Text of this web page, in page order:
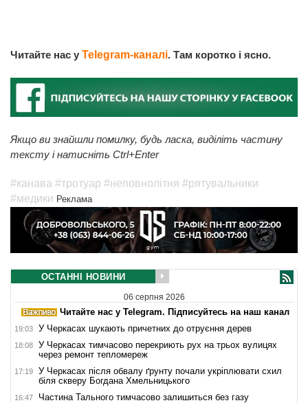
Читайте нас у Telegram-каналі. Там коротко і ясно.
Якщо ви знайшли помилку, будь ласка, виділіть частину
тексту і натисніть Ctrl+Enter
#канава #тротуар #неповнолітня #рятувальники
#медики Реклама
ОСТАННІ НОВИНИ
06 серпня 2026
Читайте нас у Telegram. Підписуйтесь на наш канал
19:03 У Черкасах шукають причетних до отруєння дерев
18:08
У Черкасах тимчасово перекриють рух на трьох вулицях
через ремонт тепломереж
17:19
У Черкасах після обвалу ґрунту почали укріплювати схил
біля скверу Богдана Хмельницького
16:47 Частина Тального тимчасово залишиться без газу